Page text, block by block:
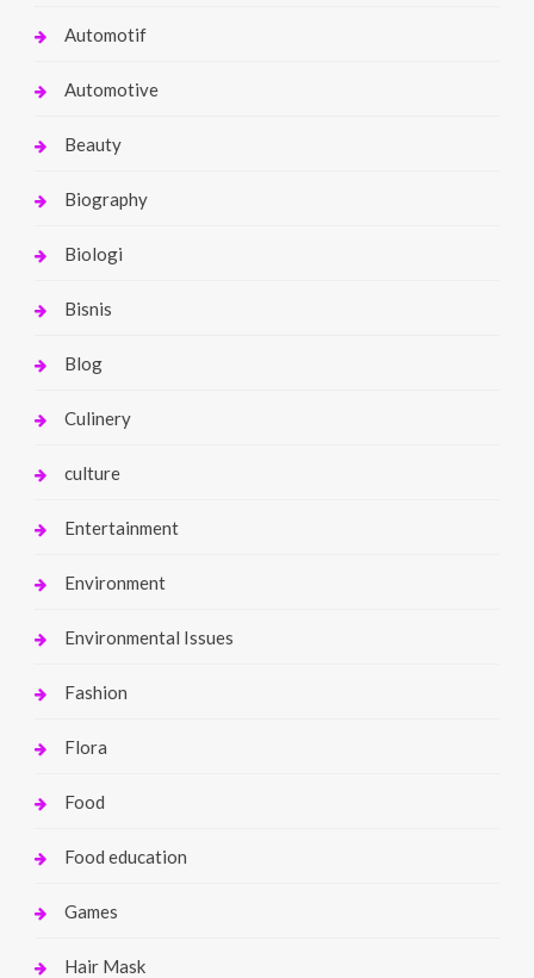
Automotif
Automotive
Beauty
Biography
Biologi
Bisnis
Blog
Culinery
culture
Entertainment
Environment
Environmental Issues
Fashion
Flora
Food
Food education
Games
Hair Mask